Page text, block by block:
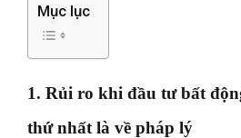
Mục lục
1. Rủi ro khi đầu tư bất
thứ nhất là về pháp lý